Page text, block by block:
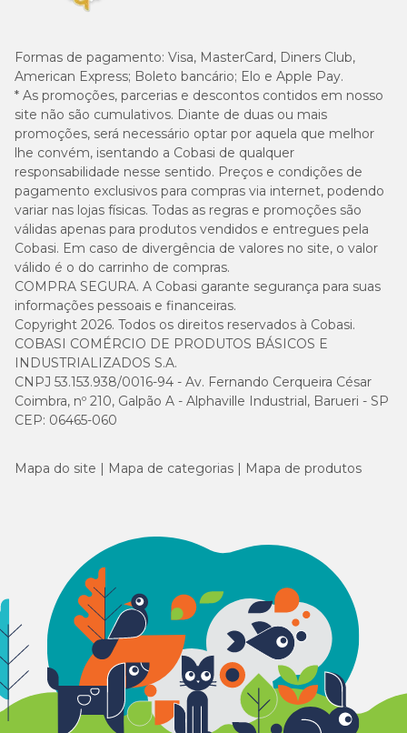
Formas de pagamento: Visa, MasterCard, Diners Club,
American Express; Boleto bancário; Elo e Apple Pay.
* As promoções, parcerias e descontos contidos em nosso
site não são cumulativos. Diante de duas ou mais
promoções, será necessário optar por aquela que melhor
lhe convém, isentando a Cobasi de qualquer
responsabilidade nesse sentido. Preços e condições de
pagamento exclusivos para compras via internet, podendo
variar nas lojas físicas. Todas as regras e promoções são
válidas apenas para produtos vendidos e entregues pela
Cobasi. Em caso de divergência de valores no site, o valor
válido é o do carrinho de compras.
COMPRA SEGURA. A Cobasi garante segurança para suas
informações pessoais e financeiras.
Copyright 2026. Todos os direitos reservados à Cobasi.
COBASI COMÉRCIO DE PRODUTOS BÁSICOS E
INDUSTRIALIZADOS S.A.
CNPJ 53.153.938/0016-94 - Av. Fernando Cerqueira César
Coimbra, nº 210, Galpão A - Alphaville Industrial, Barueri - SP
CEP: 06465-060
Mapa do site Mapa de categorias Mapa de produtos